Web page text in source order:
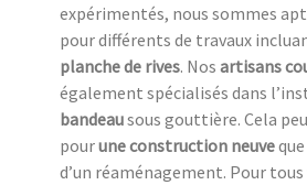
expérimentés, nous sommes
pour différents de travaux
planche de rives. Nos artisans
également spécialisés dans
bandeausous gouttière. Cela
pourune construction neuve
d’un réaménagement. Pour